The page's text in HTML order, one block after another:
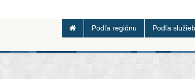
Podľa regiónu Podľa služieb